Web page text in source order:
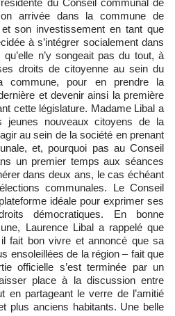
du Conseil communal de
arrivée dans la commune de
son investissement en tant que
à s’intégrer socialement dans
n’y songeait pas du tout, à
droits de citoyenne au sein du
commune, pour en prendre la
et devenir ainsi la première
cette législature. Madame Libal a
jeunes nouveaux citoyens de la
au sein de la société en prenant
et, pourquoi pas au Conseil
un premier temps aux séances
dans deux ans, le cas échéant
communales. Le Conseil
idéale pour exprimer ses
démocratiques. En bonne
Laurence Libal a rappelé que
fait bon vivre et annoncé que sa
ensoleillées de la région – fait que
officielle s’est terminée par un
place à la discussion entre
en partageant le verre de l’amitié
plus anciens habitants. Une belle